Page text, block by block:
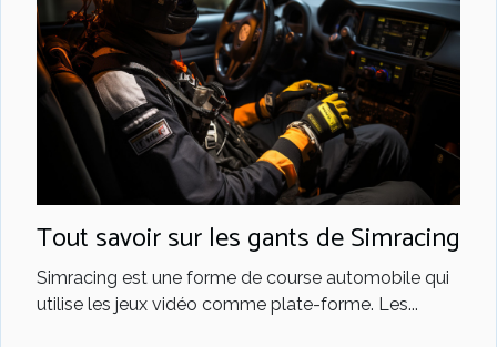
Tout savoir sur les gants de Simracing
Simracing est une forme de course automobile qui
utilise les jeux vidéo comme plate-forme. Les...